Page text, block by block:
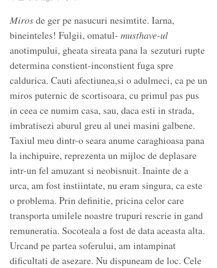
Mirosde ger pe nasucuri nesimtite. Iarna,
bineinteles! Fulgii, omatul- musthave-ul
anotimpului, gheata sireata pana la sezuturi rupte
determina constient-inconstient fuga spre
caldurica. Cauti afectiunea,si o adulmeci, ca pe un
miros puternic de scortisoara, cu primul pas pus
in ceea ce numim casa, sau, daca esti in strada,
imbratisezi aburul greu al unei masini galbene.
Taxiul meu dintr-o seara anume caraghioasa pana
la inchipuire, reprezenta un mijloc de deplasare
intr-un fel amuzant si neobisnuit. Inainte de a
urca, am fost instiintate, nu eram singura, ca este
o problema. Prin definitie, pricina celor care
transporta umilele noastre trupuri rescrie in gand
remuneratia. Socoteala a fost de data aceasta alta.
Urcand pe partea soferului, am intampinat
dificultati de asezare. Nu dispuneam de loc. Cele